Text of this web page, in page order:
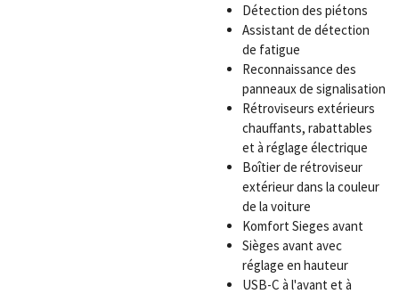
Détection des piétons
Assistant de détection
de fatigue
Reconnaissance des
panneaux de signalisation
Rétroviseurs extérieurs
chauffants, rabattables
et à réglage électrique
Boîtier de rétroviseur
extérieur dans la couleur
de la voiture
Komfort Sieges avant
Sièges avant avec
réglage en hauteur
USB-C à l'avant et à